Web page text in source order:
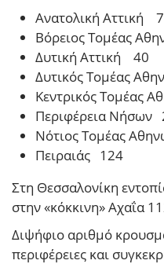
Ανατολική Αττική
Βόρειος Τομέας
Δυτική Αττική 40
Δυτικός Τομέας
Κεντρικός Τομέας
Περιφέρεια Νήσων
Νότιος Τομέας
Πειραιάς 124
Στη Θεσσαλονίκη
στην «κόκκινη» Αχαΐα
Διψήφιο αριθμό
περιφέρειες και